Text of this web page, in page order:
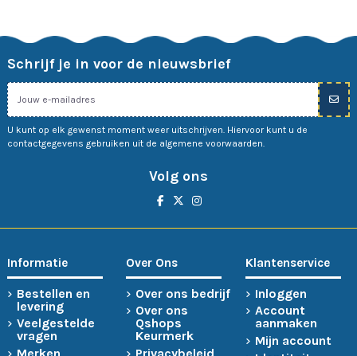
Schrijf je in voor de nieuwsbrief
U kunt op elk gewenst moment weer uitschrijven. Hiervoor kunt u de
contactgegevens gebruiken uit de algemene voorwaarden.
Volg ons
Informatie
Bestellen en
levering
Veelgestelde
vragen
Over Ons
Over ons bedrijf
Over ons
Qshops
Keurmerk
Klantenservice
Inloggen
Account
aanmaken
Mijn account